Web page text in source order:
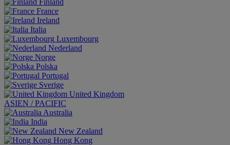
Finland
France
Ireland
Italia
Luxembourg
Nederland
Norge
Polska
Portugal
Sverige
United Kingdom
ASIEN / PACIFIC
Australia
India
New Zealand
Hong Kong